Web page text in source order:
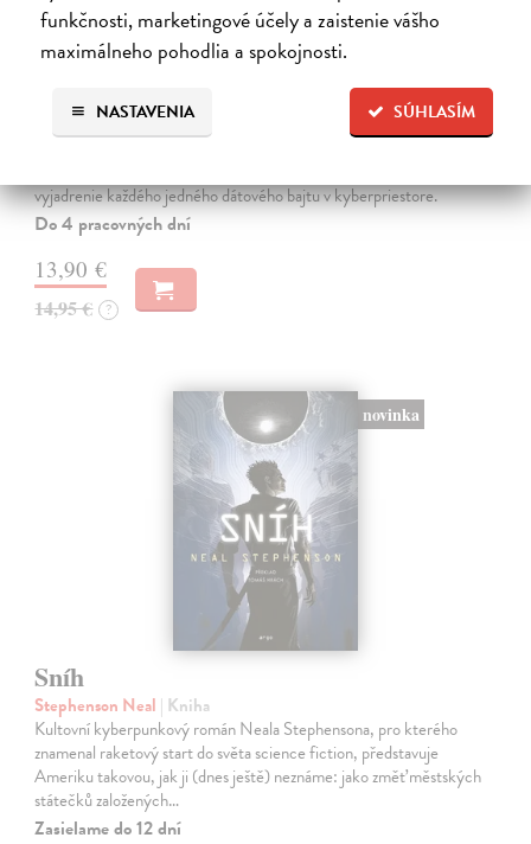
funkčnosti, marketingové účely a zaistenie vášho
maximálneho pohodlia a spokojnosti.
SÚHLASÍM
NASTAVENIA
Gibson William| Kniha
vyjadrenie každého jedného dátového bajtu v kyberpriestore.
Do 4 pracovných dní
13,90 €
14,95 € ?
novinka
Sníh
Stephenson Neal | Kniha
Kultovní kyberpunkový román Neala Stephensona, pro kterého
znamenal raketový start do světa science fiction, představuje
Ameriku takovou, jak ji (dnes ještě) neznáme: jako změť městských
státečků založených…
Zasielame do 12 dní